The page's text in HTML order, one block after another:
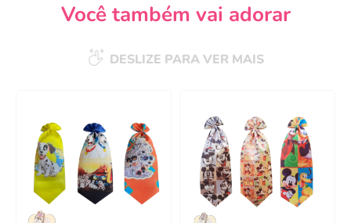
Você também vai adorar
DESLIZE PARA VER MAIS
Campanha lançada com
sucesso!